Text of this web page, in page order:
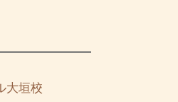
大垣校